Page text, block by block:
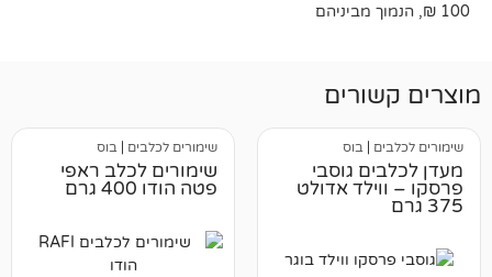
גוסבי
אדולט
שימורים לכלב ראפי
פטה הודו 400 גרם